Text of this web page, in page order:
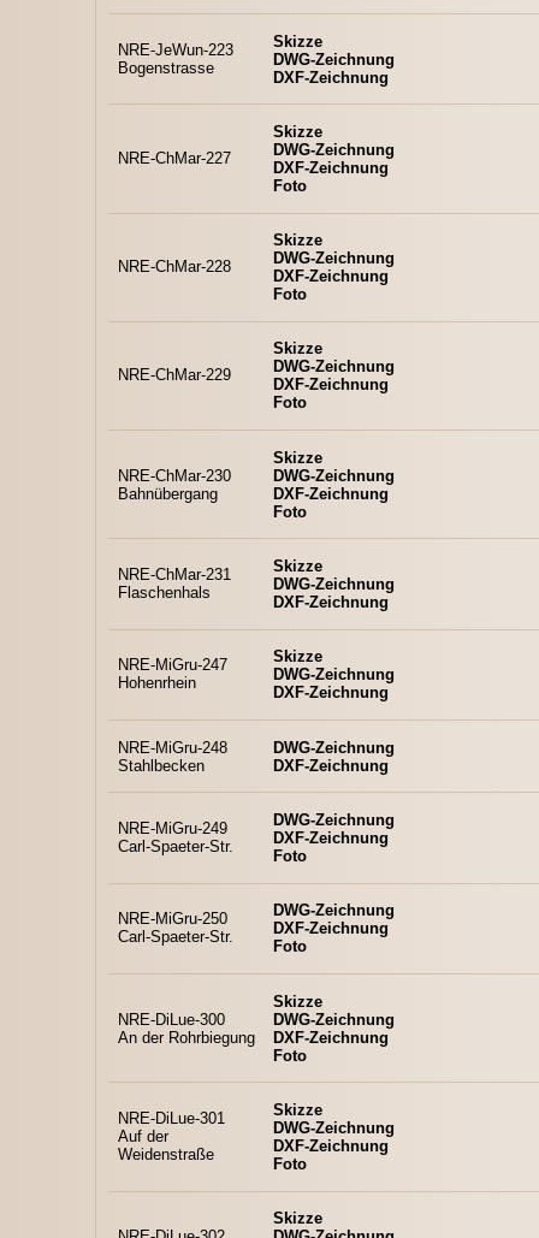
NRE-JeWun-223
Bogenstrasse
Skizze
DWG-Zeichnung
DXF-Zeichnung
NRE-ChMar-227
Skizze
DWG-Zeichnung
DXF-Zeichnung
Foto
NRE-ChMar-228
Skizze
DWG-Zeichnung
DXF-Zeichnung
Foto
NRE-ChMar-229
Skizze
DWG-Zeichnung
DXF-Zeichnung
Foto
NRE-ChMar-230
Bahnübergang
Skizze
DWG-Zeichnung
DXF-Zeichnung
Foto
NRE-ChMar-231
Flaschenhals
Skizze
DWG-Zeichnung
DXF-Zeichnung
NRE-MiGru-247
Hohenrhein
Skizze
DWG-Zeichnung
DXF-Zeichnung
NRE-MiGru-248
Stahlbecken
DWG-Zeichnung
DXF-Zeichnung
NRE-MiGru-249
Carl-Spaeter-Str.
DWG-Zeichnung
DXF-Zeichnung
Foto
NRE-MiGru-250
Carl-Spaeter-Str.
DWG-Zeichnung
DXF-Zeichnung
Foto
NRE-DiLue-300
An der Rohrbiegung
Skizze
DWG-Zeichnung
DXF-Zeichnung
Foto
NRE-DiLue-301
Auf der
Weidenstraße
Skizze
DWG-Zeichnung
DXF-Zeichnung
Foto
Skizze